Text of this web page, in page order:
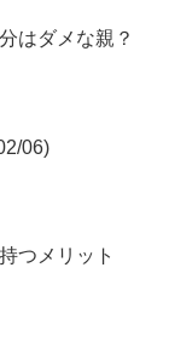
はダメな親？
06)
つメリット